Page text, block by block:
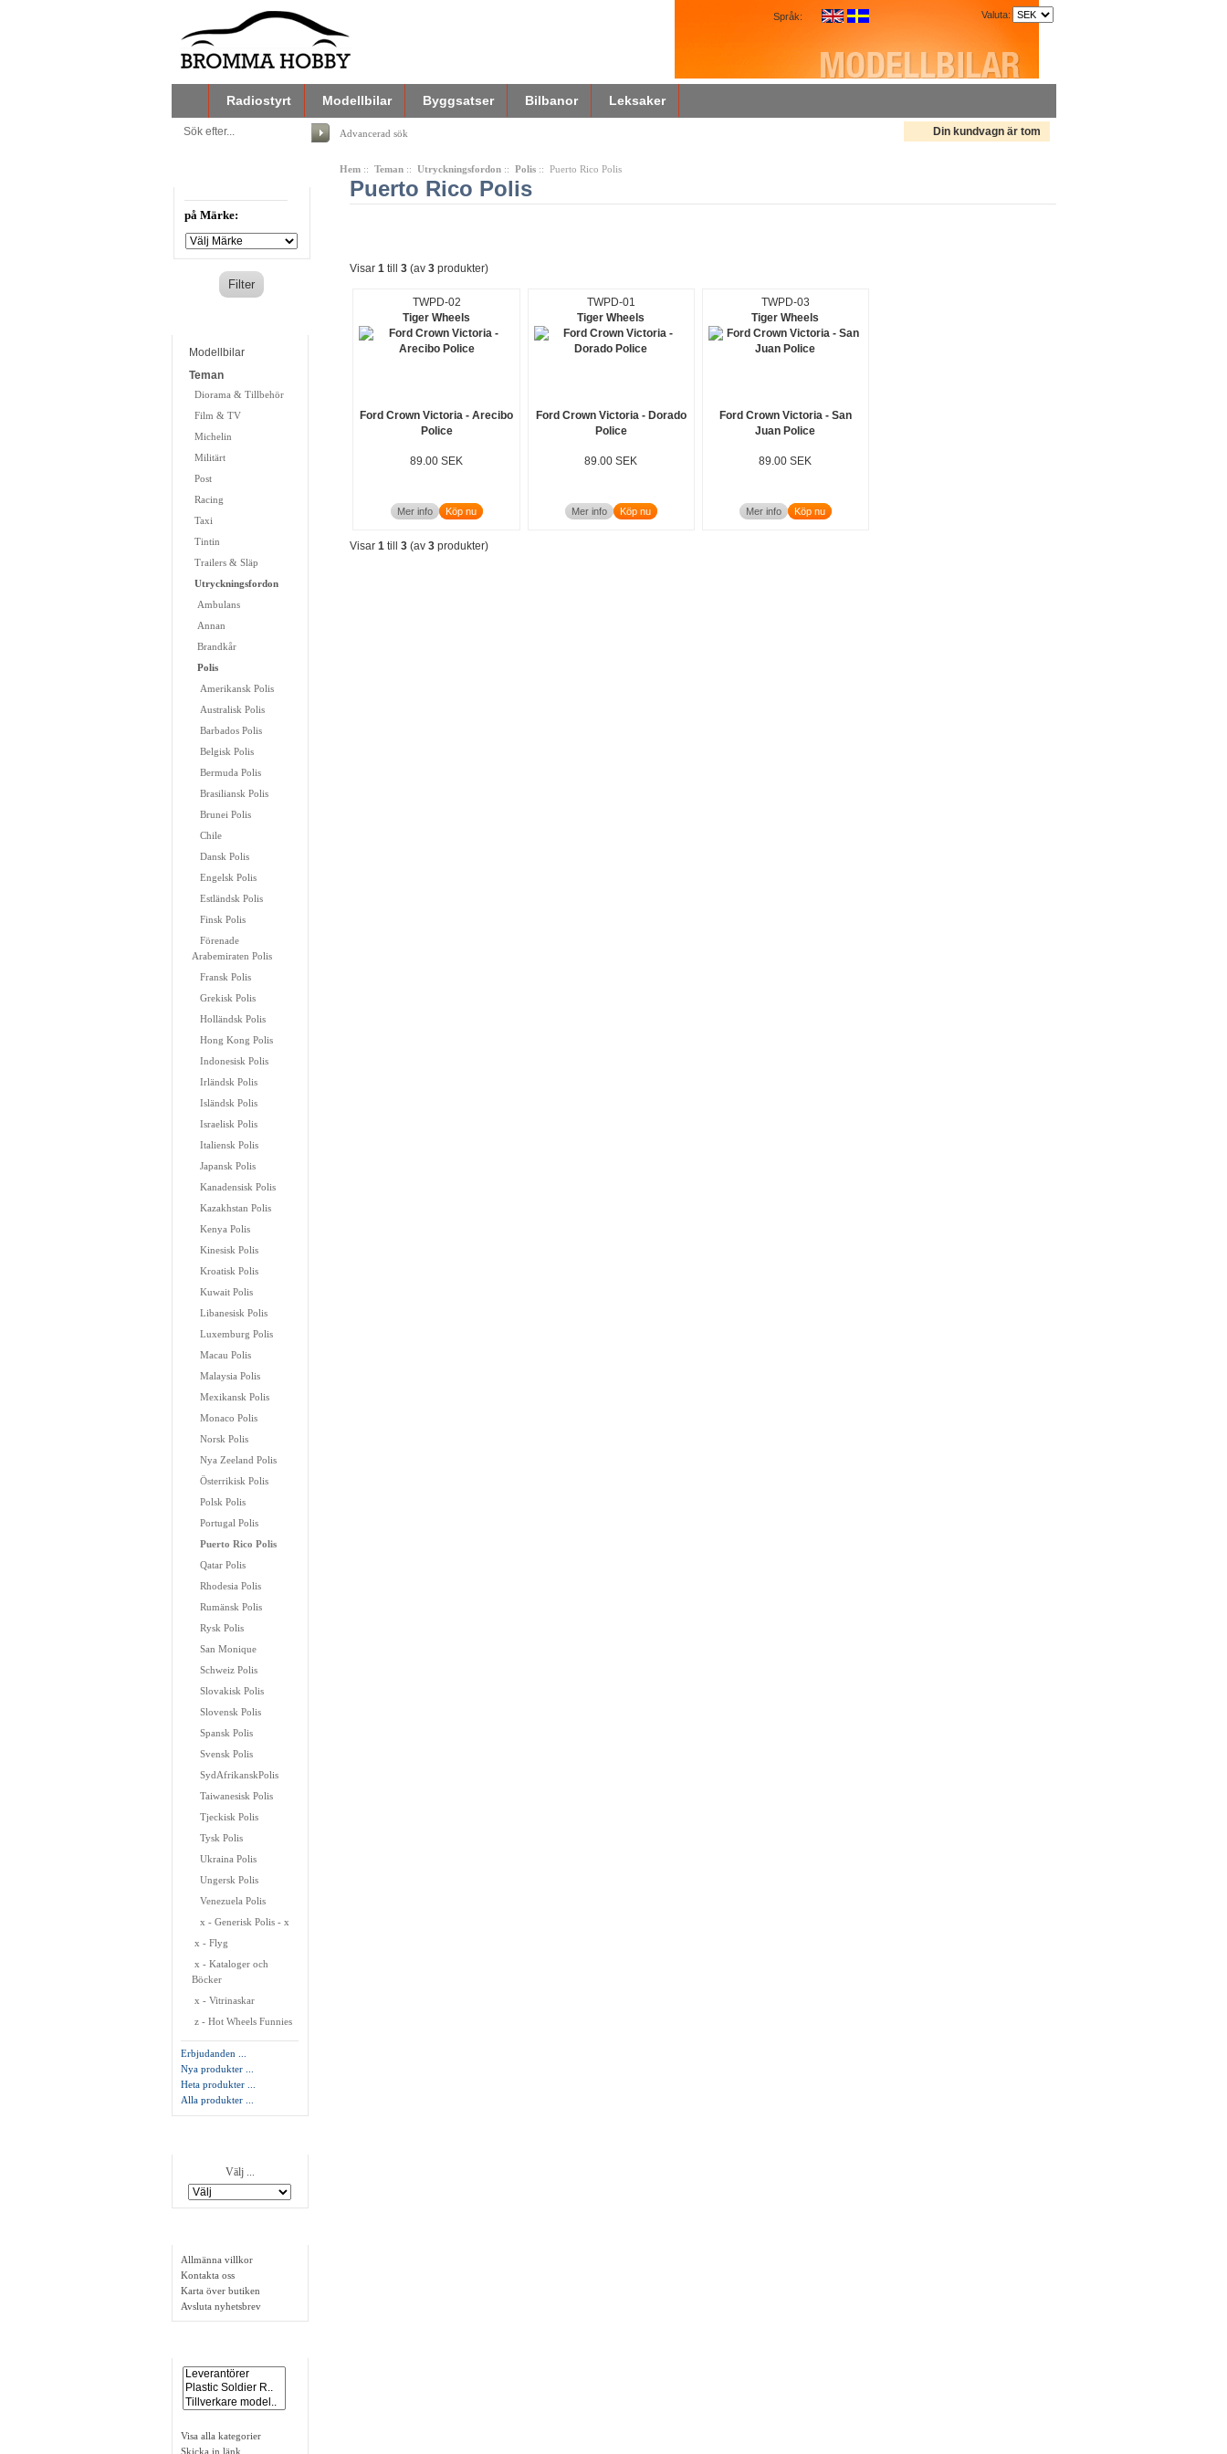
Valuta:
Språk:
Radiostyrt Modellbilar Byggsatser Bilbanor Leksaker
Advancerad sök Din kundvagn är tom
på Märke:
Modellbilar
Teman
Diorama & Tillbehör
Film & TV
Michelin
Militärt
Post
Racing
Taxi
Tintin
Trailers & Släp
Utryckningsfordon
Ambulans
Annan
Brandkår
Polis
Amerikansk Polis
Australisk Polis
Barbados Polis
Belgisk Polis
Bermuda Polis
Brasiliansk Polis
Brunei Polis
Chile
Dansk Polis
Engelsk Polis
Estländsk Polis
Finsk Polis
Förenade
Arabemiraten Polis
Fransk Polis
Grekisk Polis
Holländsk Polis
Hong Kong Polis
Indonesisk Polis
Irländsk Polis
Isländsk Polis
Israelisk Polis
Italiensk Polis
Japansk Polis
Kanadensisk Polis
Kazakhstan Polis
Kenya Polis
Kinesisk Polis
Kroatisk Polis
Kuwait Polis
Libanesisk Polis
Luxemburg Polis
Macau Polis
Malaysia Polis
Mexikansk Polis
Monaco Polis
Norsk Polis
Nya Zeeland Polis
Österrikisk Polis
Polsk Polis
Portugal Polis
Puerto Rico Polis
Qatar Polis
Rhodesia Polis
Rumänsk Polis
Rysk Polis
San Monique
Schweiz Polis
Slovakisk Polis
Slovensk Polis
Spansk Polis
Svensk Polis
SydAfrikanskPolis
Taiwanesisk Polis
Tjeckisk Polis
Tysk Polis
Ukraina Polis
Ungersk Polis
Venezuela Polis
x - Generisk Polis - x
x - Flyg
x - Kataloger och
Böcker
x - Vitrinaskar
z - Hot Wheels Funnies
Erbjudanden ...
Nya produkter ...
Heta produkter ...
Alla produkter ...
Välj ...
Allmänna villkor
Kontakta oss
Karta över butiken
Avsluta nyhetsbrev
Visa alla kategorier
Skicka in länk
Hem :: Teman :: Utryckningsfordon :: Polis :: Puerto Rico Polis
Puerto Rico Polis
Visar 1 till 3(av 3produkter)
TWPD-02
Tiger Wheels
Ford Crown Victoria - Arecibo
Police
89.00 SEK
Mer info Köp nu
TWPD-01
Tiger Wheels
Ford Crown Victoria - Dorado
Police
89.00 SEK
Mer info Köp nu
TWPD-03
Tiger Wheels
Ford Crown Victoria - San
Juan Police
89.00 SEK
Mer info Köp nu
Visar 1 till 3(av 3produkter)